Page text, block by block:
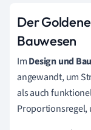
Der
Bauwesen
ImDesign und
angewandt, um
als auch
Proportionsregel,